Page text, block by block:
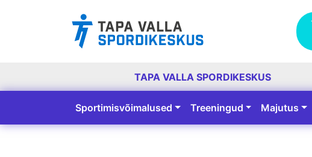
TAPA VALLA SPORDIKESKUS
Peamine navigatsioon
Sportimisvõimalused Treeningud Majutus